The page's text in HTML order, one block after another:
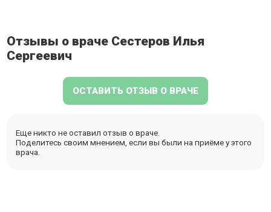
Отзывы о враче Сестеров Илья
Сергеевич
ОСТАВИТЬ ОТЗЫВ О ВРАЧЕ
Еще никто не оставил отзыв о враче.
Поделитесь своим мнением, если вы были на приёме у этого
врача.